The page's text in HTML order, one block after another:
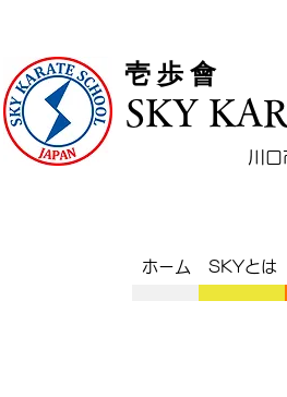
SKY
​壱 歩 會
川
ホーム SKYとは